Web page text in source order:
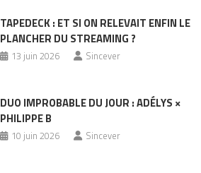
TAPEDECK : ET SI ON RELEVAIT ENFIN LE
PLANCHER DU STREAMING ?
13 juin 2026 Sincever
DUO IMPROBABLE DU JOUR : ADÉLYS ×
PHILIPPE B
10 juin 2026 Sincever